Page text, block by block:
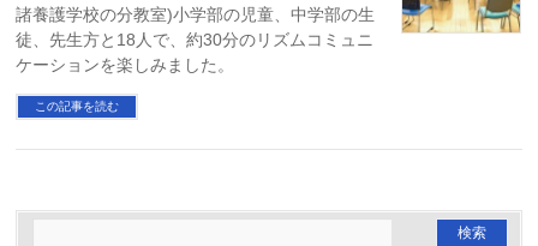
諸養護学校の分教室)小学部の児童、中学部の生
徒、先生方と18人で、約30分のリズムコミュニ
ケーションを楽しみました。
この記事を読む